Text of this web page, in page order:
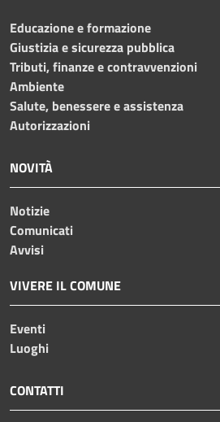
Educazione e formazione
Giustizia e sicurezza pubblica
Tributi, finanze e contravvenzioni
Ambiente
Salute, benessere e assistenza
Autorizzazioni
NOVITÀ
Notizie
Comunicati
Avvisi
VIVERE IL COMUNE
Eventi
Luoghi
CONTATTI